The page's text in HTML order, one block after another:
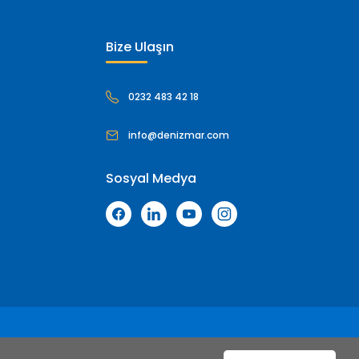
Bize Ulaşın
0232 483 42 18
info@denizmar.com
Sosyal Medya